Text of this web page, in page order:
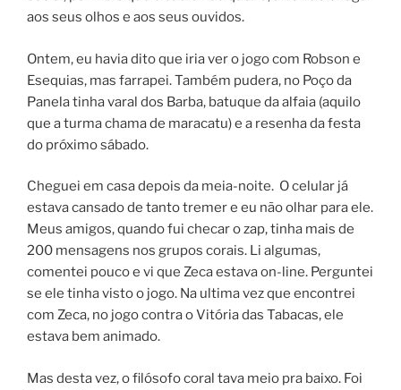
aos seus olhos e aos seus ouvidos.
Ontem, eu havia dito que iria ver o jogo com Robson e
Esequias, mas farrapei. Também pudera, no Poço da
Panela tinha varal dos Barba, batuque da alfaia (aquilo
que a turma chama de maracatu) e a resenha da festa
do próximo sábado.
Cheguei em casa depois da meia-noite. O celular já
estava cansado de tanto tremer e eu não olhar para ele.
Meus amigos, quando fui checar o zap, tinha mais de
200 mensagens nos grupos corais. Li algumas,
comentei pouco e vi que Zeca estava on-line. Perguntei
se ele tinha visto o jogo. Na ultima vez que encontrei
com Zeca, no jogo contra o Vitória das Tabacas, ele
estava bem animado.
Mas desta vez, o filósofo coral tava meio pra baixo. Foi